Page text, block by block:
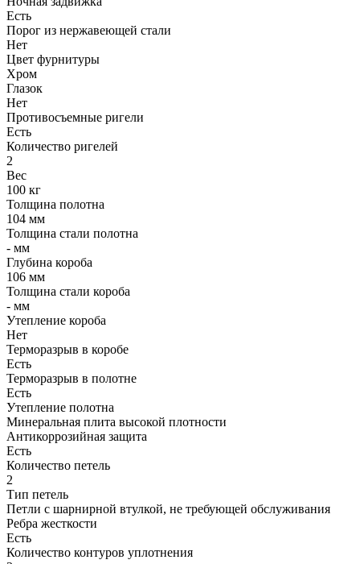
Есть
Порог из нержавеющей стали
Нет
Цвет фурнитуры
Хром
Глазок
Нет
Противосъемные ригели
Есть
Количество ригелей
2
Вес
100 кг
Толщина полотна
104 мм
Толщина стали полотна
- мм
Глубина короба
106 мм
Толщина стали короба
- мм
Утепление короба
Нет
Терморазрыв в коробе
Есть
Терморазрыв в полотне
Есть
Утепление полотна
Минеральная плита высокой плотности
Антикоррозийная защита
Есть
Количество петель
2
Тип петель
Петли с шарнирной втулкой, не требующей об­слу­жи­ва­ния
Ребра жесткости
Есть
Количество контуров уплотнения